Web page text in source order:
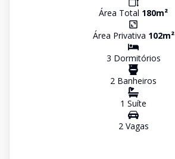
Área Total 180m²
Área Privativa 102m²
3 Dormitórios
2 Banheiros
1 Suíte
2Vagas